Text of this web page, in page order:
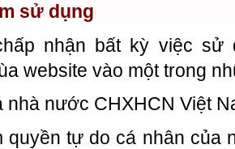
sử dụng
nhận bất kỳ việc sử
website vào một trong
nhà nước CHXHCN Việt
quyền tự do cá nhân của